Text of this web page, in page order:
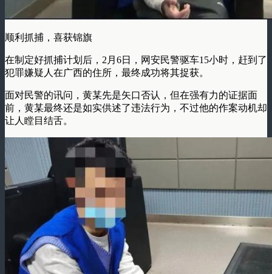
顺利抓捕，喜获锦旗
在制定好抓捕计划后，2月6日，网安民警驱车15小时，赶到了
犯罪嫌疑人在广西的住所，最终成功将其捉获。
面对民警的讯问，黄某先是矢口否认，但在强有力的证据面
前，黄某最终还是如实供述了违法行为，不过他的作案动机却
让人瞠目结舌。